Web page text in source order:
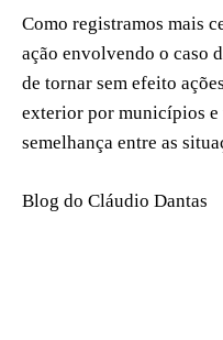
Como registramos mais
ação envolvendo o caso
de tornar sem efeito
exterior por municípios e
semelhança entre as
Blog do Cláudio Dantas